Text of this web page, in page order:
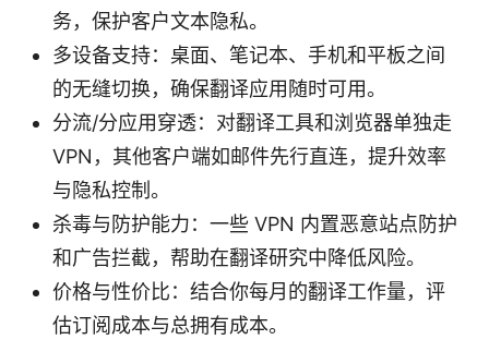
务，保护客户文本隐私。
多设备支持：桌面、笔记本、手机和平板之间
的无缝切换，确保翻译应用随时可用。
分流/分应用穿透：对翻译工具和浏览器单独走
VPN，其他客户端如邮件先行直连，提升效率
与隐私控制。
杀毒与防护能力：一些 VPN 内置恶意站点防护
和广告拦截，帮助在翻译研究中降低风险。
价格与性价比：结合你每月的翻译工作量，评
估订阅成本与总拥有成本。